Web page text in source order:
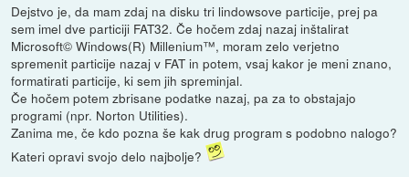
Dejstvo je, da mam zdaj na disku tri lindowsove particije, prej pa
sem imel dve particiji FAT32. Če hočem zdaj nazaj inštalirat
Microsoft© Windows(R) Millenium™, moram zelo verjetno
spremenit particije nazaj v FAT in potem, vsaj kakor je meni znano,
formatirati particije, ki sem jih spreminjal.
Če hočem potem zbrisane podatke nazaj, pa za to obstajajo
programi (npr. Norton Utilities).
Zanima me, če kdo pozna še kak drug program s podobno nalogo?
Kateri opravi svojo delo najbolje?